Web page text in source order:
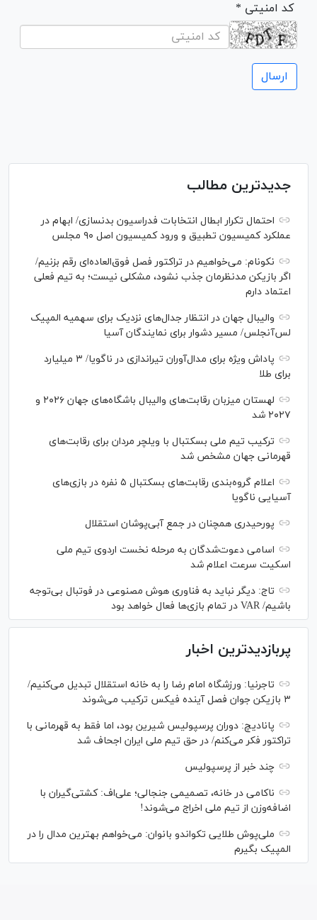
* کد امنیتی
جدیدترین مطالب
احتمال تکرار ابطال انتخابات فدراسیون بدنسازی/ ابهام در
عملکرد کمیسیون تطبیق و ورود کمیسیون اصل ۹۰ مجلس
نکونام: می‌خواهیم در تراکتور فصل فوق‌العاده‌ای رقم بزنیم/
اگر بازیکن مدنظرمان جذب نشود، مشکلی نیست؛ به تیم فعلی
اعتماد دارم
والیبال جهان در انتظار جدال‌های نزدیک برای سهمیه المپیک
لس‌آنجلس/ مسیر دشوار برای نمایندگان آسیا
پاداش ویژه برای مدال‌آوران تیراندازی در ناگویا/ ۳ میلیارد
برای طلا
لهستان میزبان رقابت‌های والیبال باشگاه‌های جهان ۲۰۲۶ و
۲۰۲۷ شد
ترکیب تیم ملی بسکتبال با ویلچر مردان برای رقابت‌های
قهرمانی جهان مشخص شد
اعلام گروه‌بندی رقابت‌های بسکتبال ۵ نفره در بازی‌های
آسیایی ناگویا
پورحیدری همچنان در جمع آبی‌پوشان استقلال
اسامی دعوت‌شدگان به مرحله نخست اردوی تیم ملی
اسکیت سرعت اعلام شد
تاج: دیگر نباید به فناوری هوش مصنوعی در فوتبال بی‌توجه
باشیم/ VAR در تمام بازی‌ها فعال خواهد بود
پربازدیدترین اخبار
تاجرنیا: ورزشگاه امام رضا را به خانه استقلال تبدیل می‌کنیم/
۳ بازیکن جوان فصل آینده فیکس ترکیب می‌شوند
پانادیچ: دوران پرسپولیس شیرین بود، اما فقط به قهرمانی با
تراکتور فکر می‌کنم/ در حق تیم ملی ایران اجحاف شد
چند خبر از پرسپولیس
ناکامی در خانه، تصمیمی جنجالی؛ علی‌اف: کشتی‌گیران با
اضافه‌وزن از تیم ملی اخراج می‌شوند!
ملی‌پوش‌ طلایی تکواندو بانوان: می‌خواهم بهترین مدال را در
المپیک بگیرم